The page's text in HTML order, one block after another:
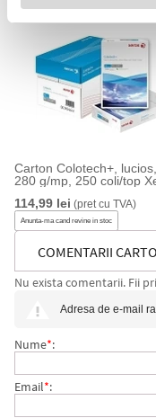
Carton Colotech+, lucios,
280 g/mp, 250 coli/top
114,99 lei (pret cu TVA)
Anunta-ma cand revine in stoc
COMENTARII
Nu exista comentarii. Fii
Adresa de e-mail
Nume*:
Email*: